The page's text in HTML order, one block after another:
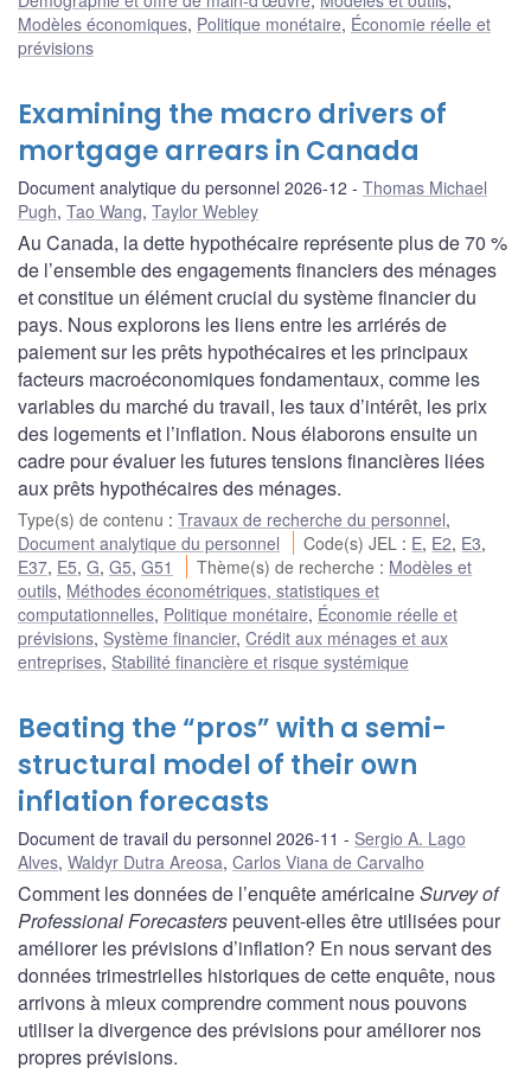
Modèles économiques, Politique monétaire, Économie réelle et
prévisions
Examining the macro drivers of
mortgage arrears in Canada
Document analytique du personnel 2026-12
Thomas Michael
Pugh, Tao Wang, Taylor Webley
Au Canada, la dette hypothécaire représente plus de 70 %
de l’ensemble des engagements financiers des ménages
et constitue un élément crucial du système financier du
pays. Nous explorons les liens entre les arriérés de
paiement sur les prêts hypothécaires et les principaux
facteurs macroéconomiques fondamentaux, comme les
variables du marché du travail, les taux d’intérêt, les prix
des logements et l’inflation. Nous élaborons ensuite un
cadre pour évaluer les futures tensions financières liées
aux prêts hypothécaires des ménages.
Type(s) de contenu : Travaux de recherche du personnel,
Document analytique du personnel
Code(s) JEL : E, E2, E3,
E37, E5, G, G5, G51 Thème(s) de recherche : Modèles et
outils, Méthodes économétriques, statistiques et
computationnelles, Politique monétaire, Économie réelle et
prévisions, Système financier, Crédit aux ménages et aux
entreprises, Stabilité financière et risque systémique
Beating the “pros” with a semi-
structural model of their own
inflation forecasts
Document de travail du personnel 2026-11
Sergio A. Lago
Alves, Waldyr Dutra Areosa, Carlos Viana de Carvalho
Comment les données de l’enquête américaineSurvey of
Professional Forecasterspeuvent-elles être utilisées pour
améliorer les prévisions d’inflation? En nous servant des
données trimestrielles historiques de cette enquête, nous
arrivons à mieux comprendre comment nous pouvons
utiliser la divergence des prévisions pour améliorer nos
propres prévisions.